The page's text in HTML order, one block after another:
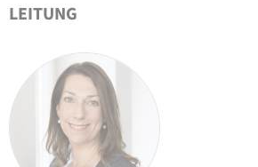
LEITUNG